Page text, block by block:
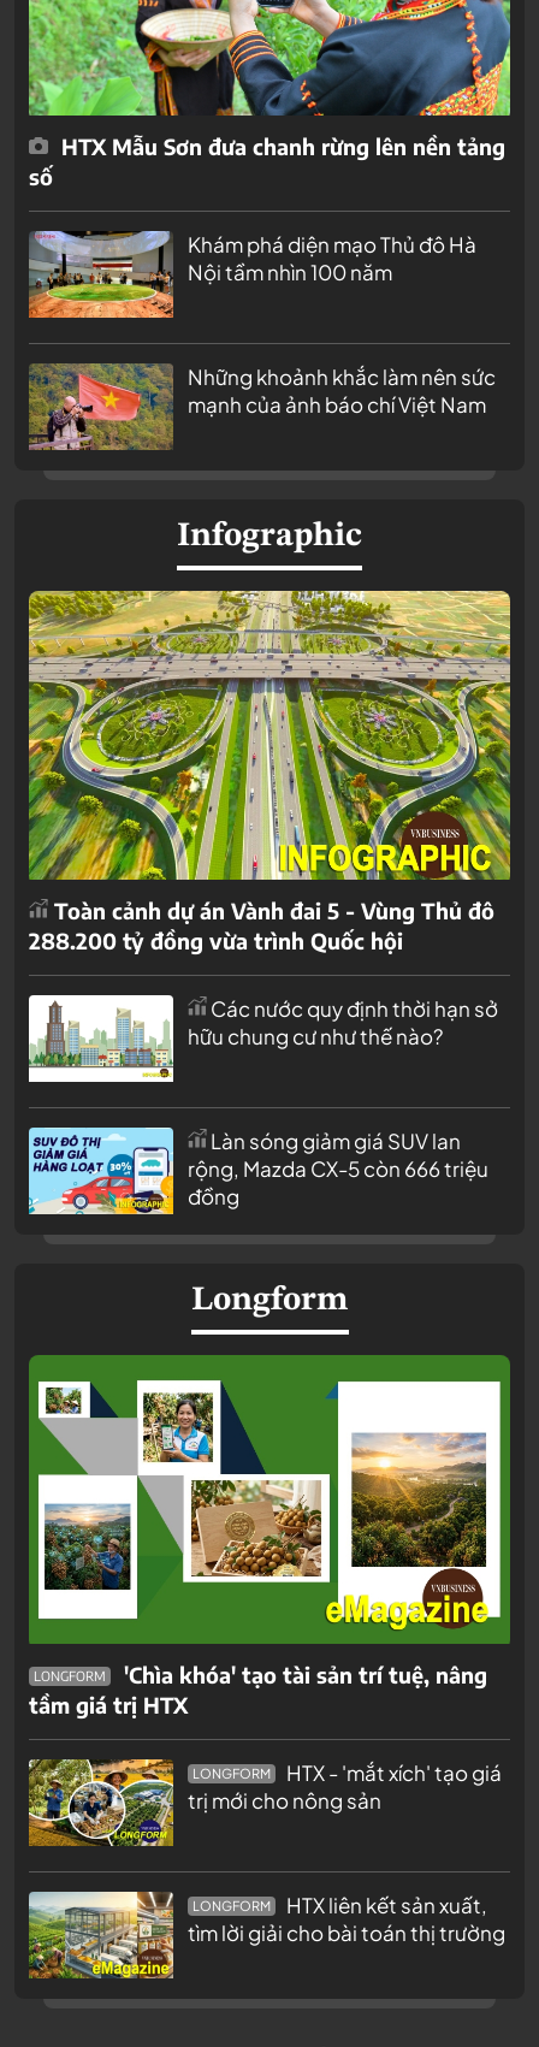
HTX Mẫu Sơn đưa chanh rừng lên nền tảng
số
Khám phá diện mạo Thủ đô Hà
Nội tầm nhìn 100 năm
Những khoảnh khắc làm nên sức
mạnh của ảnh báo chí Việt Nam
Infographic
Toàn cảnh dự án Vành đai 5 - Vùng Thủ đô
288.200 tỷ đồng vừa trình Quốc hội
Các nước quy định thời hạn sở
hữu chung cư như thế nào?
Làn sóng giảm giá SUV lan
rộng, Mazda CX-5 còn 666 triệu
đồng
Longform
LONGFORM
'Chìa khóa' tạo tài sản trí tuệ, nâng
tầm giá trị HTX
LONGFORM
HTX - 'mắt xích' tạo giá
trị mới cho nông sản
LONGFORM
HTX liên kết sản xuất,
tìm lời giải cho bài toán thị trường